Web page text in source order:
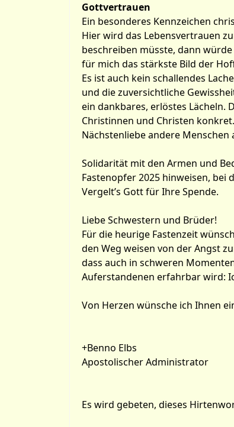
Gottvertrauen
Ein besonderes Kennzeichen
Hier wird das Lebensvertrauen
beschreiben müsste, dann
für mich das stärkste Bild der
Es ist auch kein schallendes
und die zuversichtliche
ein dankbares, erlöstes Lächeln.
Christinnen und Christen
Nächstenliebe andere Menschen
Solidarität mit den Armen und
Fastenopfer 2025 hinweisen, bei
Vergelt’s Gott für Ihre Spende.
Liebe Schwestern und Brüder!
Für die heurige Fastenzeit
den Weg weisen von der Angst
dass auch in schweren
Auferstandenen erfahrbar wird:
Von Herzen wünsche ich Ihnen
+Benno Elbs
Apostolischer Administrator
Es wird gebeten, dieses